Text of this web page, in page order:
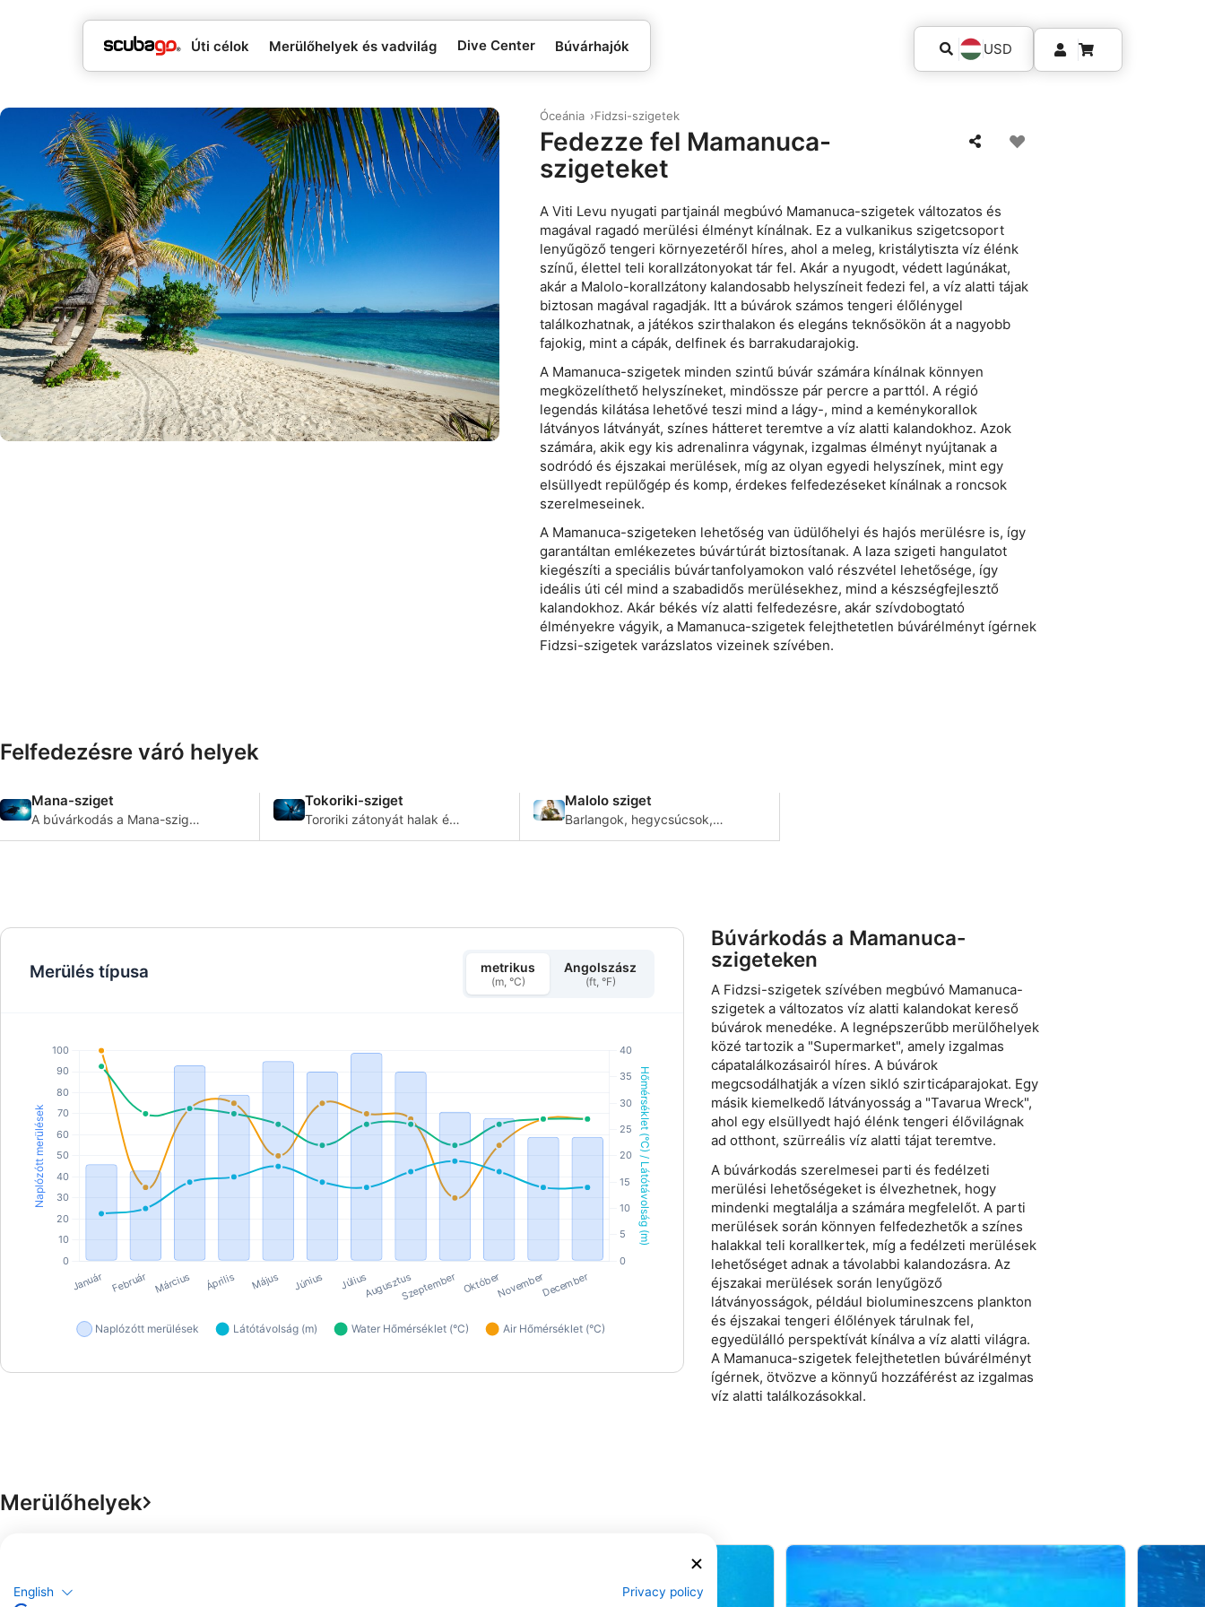
Úti célok Merülőhelyek és vadvilág Dive Center Búvárhajók USD
Óceánia Fidzsi-szigetek
Fedezze fel Mamanuca-
szigeteket
A Viti Levu nyugati partjainál megbúvó Mamanuca-szigetek változatos és
magával ragadó merülési élményt kínálnak. Ez a vulkanikus szigetcsoport
lenyűgöző tengeri környezetéről híres, ahol a meleg, kristálytiszta víz élénk
színű, élettel teli korallzátonyokat tár fel. Akár a nyugodt, védett lagúnákat,
akár a Malolo-korallzátony kalandosabb helyszíneit fedezi fel, a víz alatti tájak
biztosan magával ragadják. Itt a búvárok számos tengeri élőlénygel
találkozhatnak, a játékos szirthalakon és elegáns teknősökön át a nagyobb
fajokig, mint a cápák, delfinek és barrakudarajokig.
A Mamanuca-szigetek minden szintű búvár számára kínálnak könnyen
megközelíthető helyszíneket, mindössze pár percre a parttól. A régió
legendás kilátása lehetővé teszi mind a lágy-, mind a keménykorallok
látványos látványát, színes hátteret teremtve a víz alatti kalandokhoz. Azok
számára, akik egy kis adrenalinra vágynak, izgalmas élményt nyújtanak a
sodródó és éjszakai merülések, míg az olyan egyedi helyszínek, mint egy
elsüllyedt repülőgép és komp, érdekes felfedezéseket kínálnak a roncsok
szerelmeseinek.
A Mamanuca-szigeteken lehetőség van üdülőhelyi és hajós merülésre is, így
garantáltan emlékezetes búvártúrát biztosítanak. A laza szigeti hangulatot
kiegészíti a speciális búvártanfolyamokon való részvétel lehetősége, így
ideális úti cél mind a szabadidős merülésekhez, mind a készségfejlesztő
kalandokhoz. Akár békés víz alatti felfedezésre, akár szívdobogtató
élményekre vágyik, a Mamanuca-szigetek felejthetetlen búvárélményt ígérnek
Fidzsi-szigetek varázslatos vizeinek szívében.
Felfedezésre váró helyek
Mana-sziget
A búvárkodás a Mana-sziget
Tokoriki-sziget
Tororiki zátonyát halak és
Malolo sziget
Barlangok, hegycsúcsok,
Merülés típusa metrikus
(m, °C)
Angolszász
(ft, °F)
Búvárkodás a Mamanuca-
szigeteken
A Fidzsi-szigetek szívében megbúvó Mamanuca-
szigetek a változatos víz alatti kalandokat kereső
búvárok menedéke. A legnépszerűbb merülőhelyek
közé tartozik a "Supermarket", amely izgalmas
cápatalálkozásairól híres. A búvárok
megcsodálhatják a vízen sikló szirticáparajokat. Egy
másik kiemelkedő látványosság a "Tavarua Wreck",
ahol egy elsüllyedt hajó élénk tengeri élővilágnak
ad otthont, szürreális víz alatti tájat teremtve.
A búvárkodás szerelmesei parti és fedélzeti
merülési lehetőségeket is élvezhetnek, hogy
mindenki megtalálja a számára megfelelőt. A parti
merülések során könnyen felfedezhetők a színes
halakkal teli korallkertek, míg a fedélzeti merülések
lehetőséget adnak a távolabbi kalandozásra. Az
éjszakai merülések során lenyűgöző
látványosságok, például biolumineszcens plankton
és éjszakai tengeri élőlények tárulnak fel,
egyedülálló perspektívát kínálva a víz alatti világra.
A Mamanuca-szigetek felejthetetlen búvárélményt
ígérnek, ötvözve a könnyű hozzáférést az izgalmas
víz alatti találkozásokkal.
Merülőhelyek
English Privacy policy